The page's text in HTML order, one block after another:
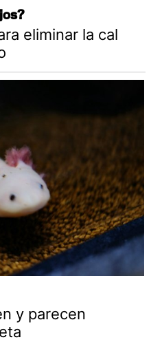
eliminar la cal
y parecen